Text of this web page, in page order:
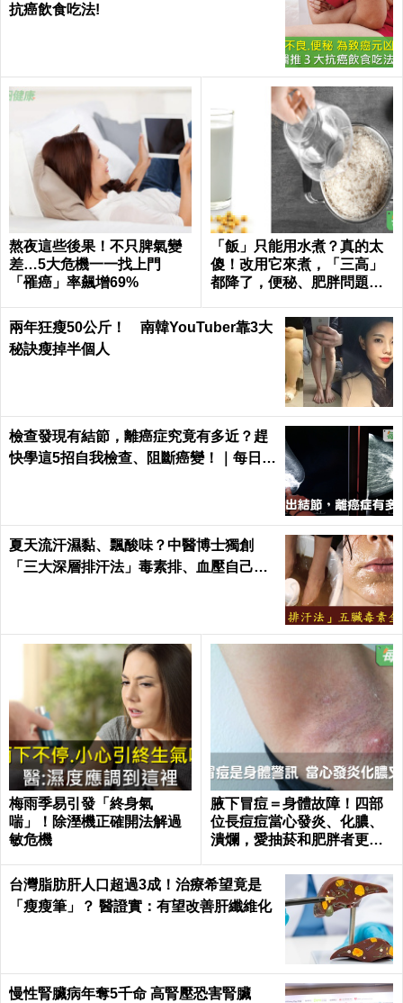
抗癌飲食吃法!
熬夜這些後果！不只脾氣變
差…5大危機一一找上門
「罹癌」率飆增69%
「飯」只能用水煮？真的太
傻！改用它來煮，「三高」
都降了，便秘、肥胖問題也
兩年狂瘦50公斤！ 南韓YouTuber靠3大
秘訣瘦掉半個人
檢查發現有結節，離癌症究竟有多近？趕
快學這5招自我檢查、阻斷癌變！｜每日健
夏天流汗濕黏、飄酸味？中醫博士獨創
「三大深層排汗法」毒素排、血壓自己降
梅雨季易引發「終身氣
喘」！除溼機正確開法解過
敏危機
腋下冒痘＝身體故障！四部
位長痘痘當心發炎、化膿、
潰爛，愛抽菸和肥胖者更要
台灣脂肪肝人口超過3成！治療希望竟是
「瘦瘦筆」？ 醫證實：有望改善肝纖維化
慢性腎臟病年奪5千命 高腎壓恐害腎臟